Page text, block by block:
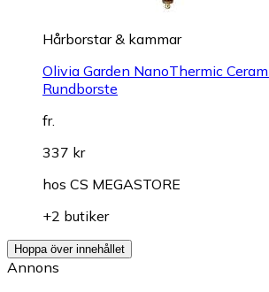
Hårborstar & kammar
Olivia Garden NanoThermic
Rundborste
fr.
337 kr
hos CS MEGASTORE
+2 butiker
Hoppa över innehållet
Annons